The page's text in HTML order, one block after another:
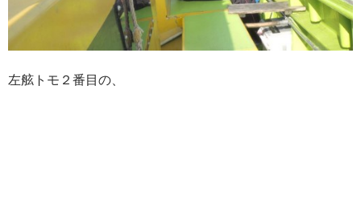
左舷トモ２番目の、